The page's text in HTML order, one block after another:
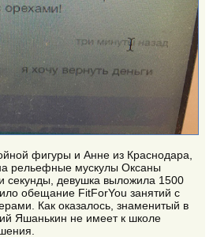
фигуры и Анне из Краснодара,
рельефные мускулы Оксаны
девушка выложила 1500
обещание FitForYou занятий с
Как оказалось, знаменитый в
Яшанькин не имеет к школе